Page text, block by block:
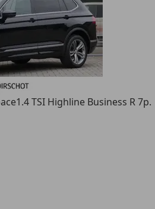
1.4 TSI Highline Business R 7p.